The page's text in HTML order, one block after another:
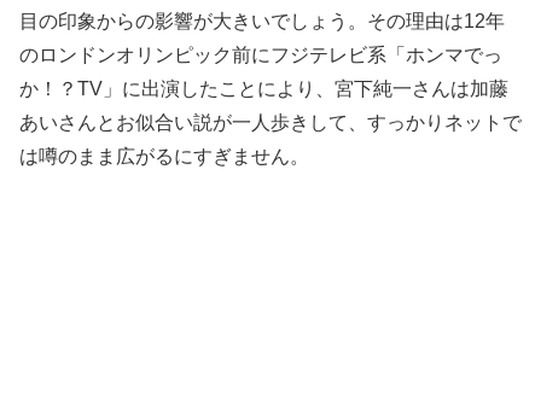
目の印象からの影響が大きいでしょう。その理由は12年
のロンドンオリンピック前にフジテレビ系「ホンマでっ
か！？TV」に出演したことにより、宮下純一さんは加藤
あいさんとお似合い説が一人歩きして、すっかりネットで
は噂のまま広がるにすぎません。